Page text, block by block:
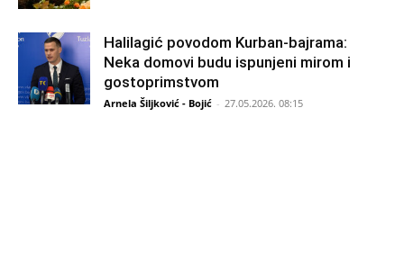
Halilagić povodom Kurban-bajrama:
Neka domovi budu ispunjeni mirom i
gostoprimstvom
Arnela Šiljković - Bojić - 27.05.2026. 08:15